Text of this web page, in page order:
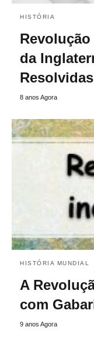
HISTÓRIA
da
Resolvidas
8 anos Agora
HISTÓRIA MUNDIAL
A
com
9 anos Agora